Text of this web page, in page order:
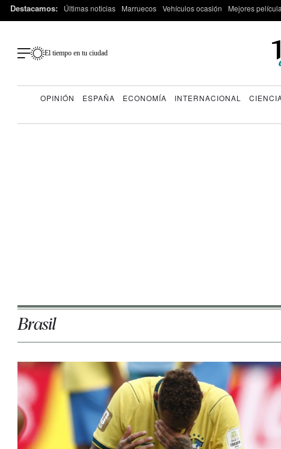
Destacamos: Últimas noticias Marruecos Vehículos ocasión Mejores
El tiempo en tu ciudad
OPINIÓN ESPAÑA ECONOMÍA INTERNACIONAL
Brasil